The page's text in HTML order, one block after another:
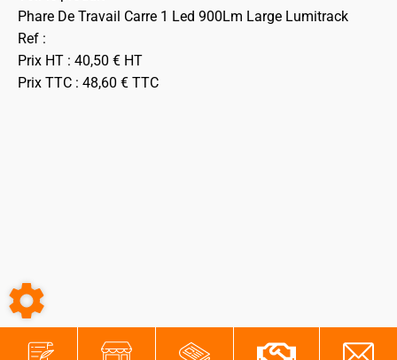
Phare De Travail Carre 1 Led 900Lm Large Lumitrack
Ref :
Prix HT : 40,50 € HT
Prix TTC : 48,60 € TTC